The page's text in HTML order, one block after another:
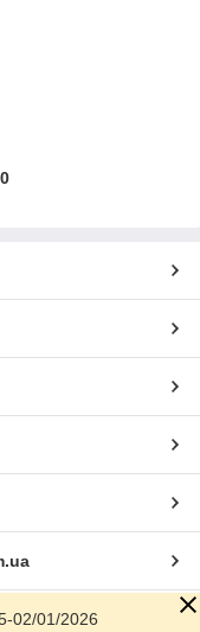
02/01/2026